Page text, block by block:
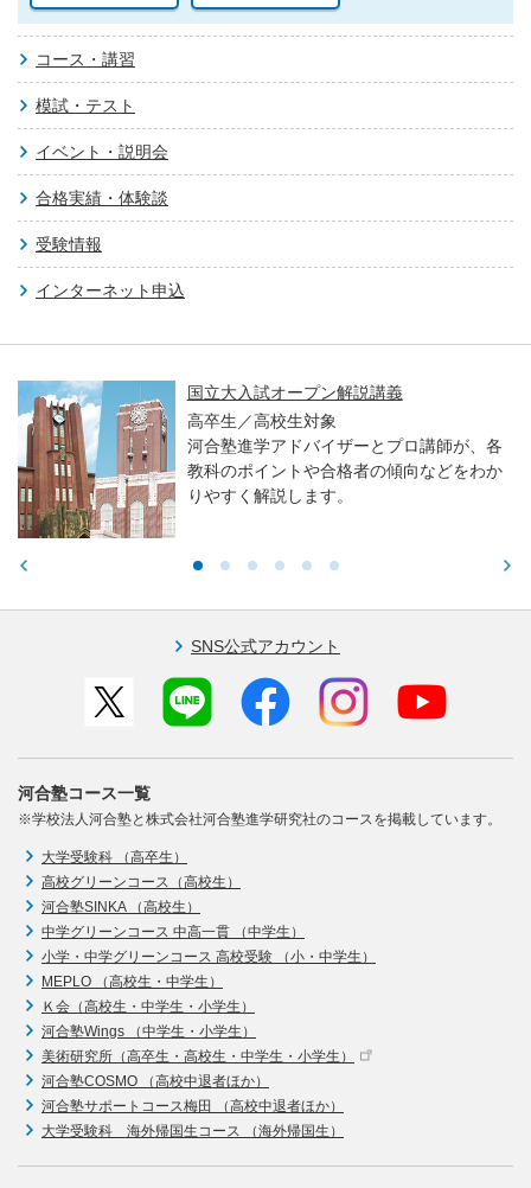
コース・講習
模試・テスト
イベント・説明会
合格実績・体験談
受験情報
インターネット申込
国立大入試オープン解説講義
高卒生／高校生対象
河合塾進学アドバイザーとプロ講師が、各
教科のポイントや合格者の傾向などをわか
りやすく解説します。
SNS公式アカウント
河合塾コース一覧
※学校法人河合塾と株式会社河合塾進学研究社のコースを掲載しています。
大学受験科 （高卒生）
高校グリーンコース（高校生）
河合塾SINKA （高校生）
中学グリーンコース 中高一貫 （中学生）
小学・中学グリーンコース 高校受験 （小・中学生）
MEPLO （高校生・中学生）
Ｋ会（高校生・中学生・小学生）
河合塾Wings （中学生・小学生）
美術研究所（高卒生・高校生・中学生・小学生）
河合塾COSMO （高校中退者ほか）
河合塾サポートコース梅田 （高校中退者ほか）
大学受験科 海外帰国生コース （海外帰国生）